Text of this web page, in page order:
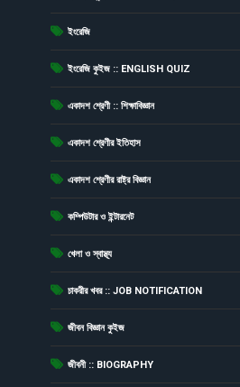
ইংরেজি
ইংরেজি কুইজ :: ENGLISH QUIZ
একাদশ শ্রেণী :: শিক্ষাবিজ্ঞান
একাদশ শ্রেণীর ইতিহাস
একাদশ শ্রেণীর রাষ্ট্র বিজ্ঞান
কম্পিউটার ও ইন্টারনেট
খেলা ও স্বাস্থ্য
চাকরীর খবর :: JOB NOTIFICATION
জীবন বিজ্ঞান কুইজ
জীবনী :: BIOGRAPHY